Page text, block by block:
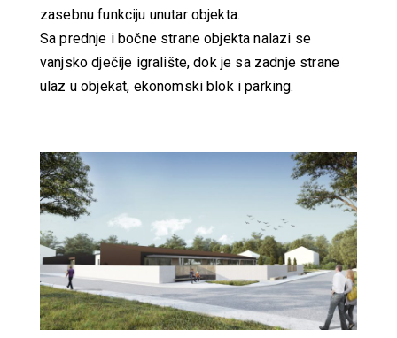
zasebnu funkciju unutar objekta.
Sa prednje i bočne strane objekta nalazi se
vanjsko dječije igralište, dok je sa zadnje strane
ulaz u objekat, ekonomski blok i parking.